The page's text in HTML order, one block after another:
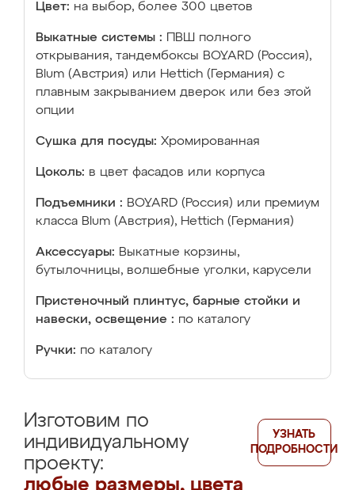
Цвет: на выбор, более 300 цветов
Выкатные системы :
ПВШ полного
открывания, тандембоксы BOYARD (Россия),
Blum (Австрия) или Hettich (Германия) с
плавным закрыванием дверок или без этой
опции
Сушка для посуды: Хромированная
Цоколь: в цвет фасадов или корпуса
Подъемники : BOYARD (Россия) или премиум
класса Blum (Австрия), Hettich (Германия)
Аксессуары: Выкатные корзины,
бутылочницы, волшебные уголки, карусели
Пристеночный плинтус, барные стойки и
навески, освещение : по каталогу
Ручки: по каталогу
Изготовим по
индивидуальному
проекту:
любые размеры, цвета
УЗНАТЬ
ПОДРОБНОСТИ